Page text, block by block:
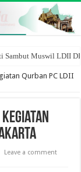
Sambut Muswil LDII
Qurban PC LDII
Leave a comment